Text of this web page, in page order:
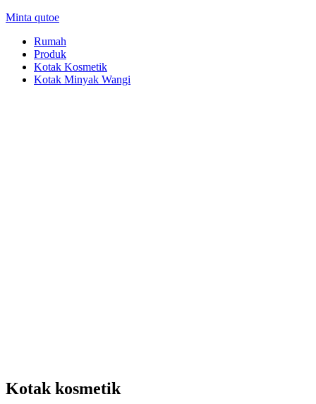
Minta qutoe
Rumah
Produk
Kotak Kosmetik
Kotak Minyak Wangi
Kotak kosmetik